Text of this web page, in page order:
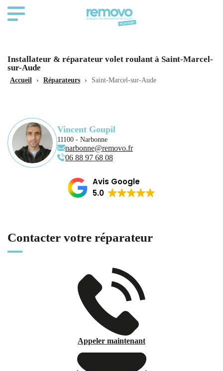
Installateur & réparateur volet roulant à Saint-Marcel-
sur-Aude
Accueil › Réparateurs › Saint-Marcel-sur-Aude
Vincent Goupil
11100 - Narbonne
narbonne@removo.fr
06 88 97 68 08
Avis Google
5.0
Contacter votre réparateur
Appeler maintenant